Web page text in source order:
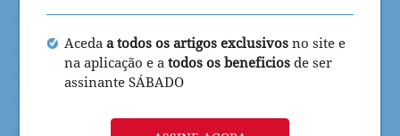
Aceda a todos os artigos exclusivos no site e
na aplicação e a todos os beneficios de ser
assinante SÁBADO